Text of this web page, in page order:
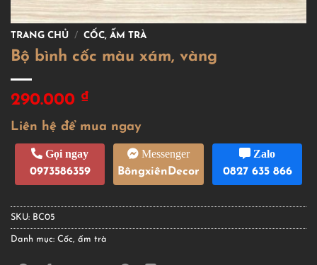
TRANG CHỦ / CỐC, ẤM TRÀ
Bộ bình cốc màu xám, vàng
290.000 ₫
Liên hệ để mua ngay
Gọi ngay
0973586359
Messenger
BôngxiênDecor
Zalo
0827 635 866
SKU: BC05
Danh mục: Cốc, ấm trà